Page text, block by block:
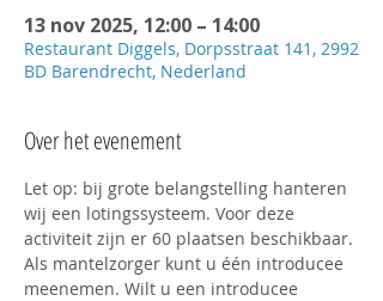
13 nov 2025, 12:00 – 14:00
Restaurant Diggels, Dorpsstraat 141, 2992
BD Barendrecht, Nederland
Over het evenement
Let op: bij grote belangstelling hanteren
wij een lotingssysteem. Voor deze
activiteit zijn er 60 plaatsen beschikbaar.
Als mantelzorger kunt u één introducee
meenemen. Wilt u een introducee